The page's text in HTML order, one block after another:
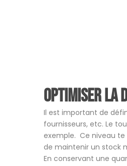
Optimiser la
Il est important de
fournisseurs, etc. Le
exemple. Ce niveau te
de maintenir un stock
En conservant une